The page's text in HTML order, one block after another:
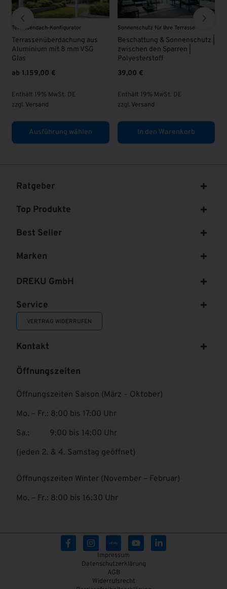
Sonnenschutz für Ihre Terrasse
Beschattung & Sonnenschutz |
zwischen den Sparren |
Polyesterstoff
39,00€
Enthält 19% MwSt. DE
zzgl.Versand
In den Warenkorb
VSG - Glas
VSG Glas 8 mm | KLAR |
63,00€
Enthält 19% MwSt. DE
In den Warenkorb
Ratgeber
Top Produkte
Best Seller
Marken
DREKU GmbH
Service
VERTRAG WIDERRUFEN
Kontakt
Öffnungszeiten
Öffnungszeiten Saison (März – Oktober)
Mo. – Fr.: 8:00 bis 17:00 Uhr
Sa.: 9:00 bis 14:00 Uhr
(jeden 2. & 4. Samstag geöffnet)
Öffnungszeiten Winter (November – Februar)
Mo. – Fr.: 8:00 bis 16:30 Uhr
Impressum
Datenschutzerklärung
AGB
Widerrufsrecht